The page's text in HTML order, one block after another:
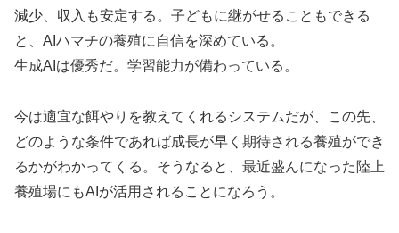
減少、収入も安定する。子どもに継がせることもできる
と、AIハマチの養殖に自信を深めている。
生成AIは優秀だ。学習能力が備わっている。
今は適宜な餌やりを教えてくれるシステムだが、この先、
どのような条件であれば成長が早く期待される養殖ができ
るかがわかってくる。そうなると、最近盛んになった陸上
養殖場にもAIが活用されることになろう。